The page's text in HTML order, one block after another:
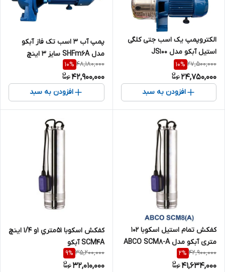
الکتروپمپ یک اسب جتی کلگی
استیل آبکو مدل JS100
27,500,000
10%
24,750,000
افزودن به سبد
پمپ آب ۳ اسب تک فاز آبکو
مدل SHFm6A سایز ۳ اینچ
48,180,000
10%
42,900,000
افزودن به سبد
کفکش تمام استیل اسکوبا ۱۰۲
متری آبکو مدل ABCO SCM8-A
42,900,000
2%
41,634,000
كفكش اسكوبا 51متري 1و 1/4 اينچ
SCM4A آبكو
35,200,000
9%
32,010,000